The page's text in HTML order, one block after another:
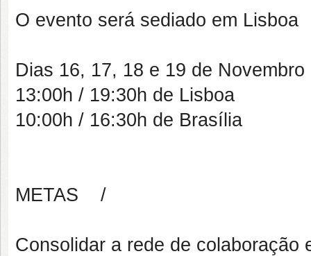
O evento será sediado em Lisboa
Dias 16, 17, 18 e 19 de Novembro
13:00h / 19:30h de Lisboa
10:00h / 16:30h de Brasília
METAS /
Consolidar a rede de colaboração